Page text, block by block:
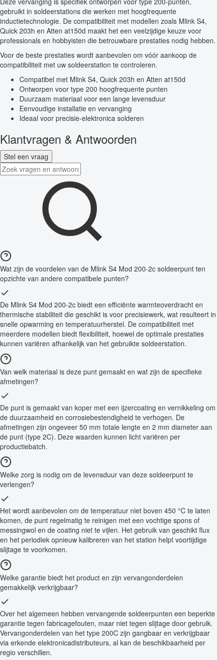
gebruikt in soldeerstations die werken met hoogfrequente
inductietechnologie. De compatibiliteit met modellen zoals Mlink S4,
Quick 203h en Atten at150d maakt het een veelzijdige keuze voor
professionals en hobbyisten die betrouwbare prestaties nodig hebben.
Voor de beste prestaties wordt aanbevolen om vóór aankoop de
compatibiliteit met uw soldeerstation te controleren.
Compatibel met Mlink S4, Quick 203h en Atten at150d
Ontworpen voor type 200 hoogfrequente punten
Duurzaam materiaal voor een lange levensduur
Eenvoudige installatie en vervanging
Ideaal voor precisie-elektronica solderen
Klantvragen & Antwoorden
Stel een vraag
Wat zijn de voordelen van de Mlink S4 Mod 200-2c soldeerpunt ten
opzichte van andere compatibele punten?
De Mlink S4 Mod 200-2c biedt een efficiënte warmteoverdracht en
thermische stabiliteit die geschikt is voor precisiewerk, wat resulteert in
snelle opwarming en temperatuurherstel. De compatibiliteit met
meerdere modellen biedt flexibiliteit, hoewel de optimale prestaties
kunnen variëren afhankelijk van het gebruikte soldeerstation.
Van welk materiaal is deze punt gemaakt en wat zijn de specifieke
afmetingen?
De punt is gemaakt van koper met een ijzercoating en vernikkeling om
de duurzaamheid en corrosiebestendigheid te verhogen. De
afmetingen zijn ongeveer 50 mm totale lengte en 2 mm diameter aan
de punt (type 2C). Deze waarden kunnen licht variëren per
productiebatch.
Welke zorg is nodig om de levensduur van deze soldeerpunt te
verlengen?
Het wordt aanbevolen om de temperatuur niet boven 450 °C te laten
komen, de punt regelmatig te reinigen met een vochtige spons of
messingwol en de coating niet te vijlen. Het gebruik van geschikt flux
en het periodiek opnieuw kalibreren van het station helpt voortijdige
slijtage te voorkomen.
Welke garantie biedt het product en zijn vervangonderdelen
gemakkelijk verkrijgbaar?
Over het algemeen hebben vervangende soldeerpunten een beperkte
garantie tegen fabricagefouten, maar niet tegen slijtage door gebruik.
Vervangonderdelen van het type 200C zijn gangbaar en verkrijgbaar
via erkende elektronicadistributeurs, al kan de beschikbaarheid per
regio verschillen.